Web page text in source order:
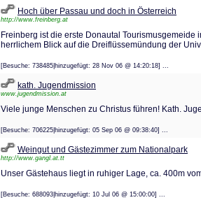
Hoch über Passau und doch in Österreich
http://www.freinberg.at
Freinberg ist die erste Donautal
herrlichem Blick auf die Dreiflüssemündung der
[Besuche: 738485|hinzugefügt: 28 Nov 06 @ 14:20:18] ...
kath. Jugendmission
www.jugendmission.at
Viele junge Menschen zu Christus führen! Kath.
[Besuche: 706225|hinzugefügt: 05 Sep 06 @ 09:38:40] ...
Weingut und Gästezimmer zum Nationalpark
http://www.gangl.at.tt
Unser Gästehaus liegt in ruhiger Lage, ca. 400m
[Besuche: 688093|hinzugefügt: 10 Jul 06 @ 15:00:00] ...